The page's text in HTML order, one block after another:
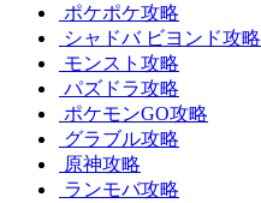
ポケポケ攻略
シャドバ ビヨンド攻略
モンスト攻略
パズドラ攻略
ポケモンGO攻略
グラブル攻略
原神攻略
ランモバ攻略